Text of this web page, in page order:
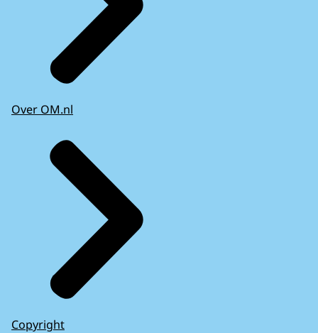
Over OM.nl
Copyright